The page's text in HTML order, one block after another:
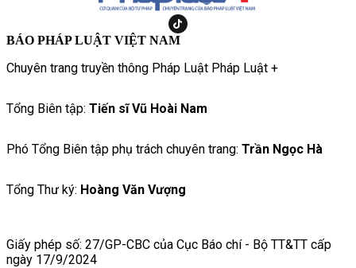
BÁO PHÁP LUẬT VIỆT NAM
Chuyên trang truyền thông Pháp Luật Pháp Luật +
Tổng Biên tập: Tiến sĩ Vũ Hoài Nam
Phó Tổng Biên tập phụ trách chuyên trang: Trần Ngọc Hà
Tổng Thư ký: Hoàng Văn Vượng
Giấy phép số: 27/GP-CBC của Cục Báo chí - Bộ TT&TT cấp
ngày 17/9/2024